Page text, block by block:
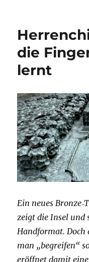
die
lernt
Ein neues Bronze‑
zeigt die Insel und
Handformat. Doch
man „begreifen“
eröffnet damit eine